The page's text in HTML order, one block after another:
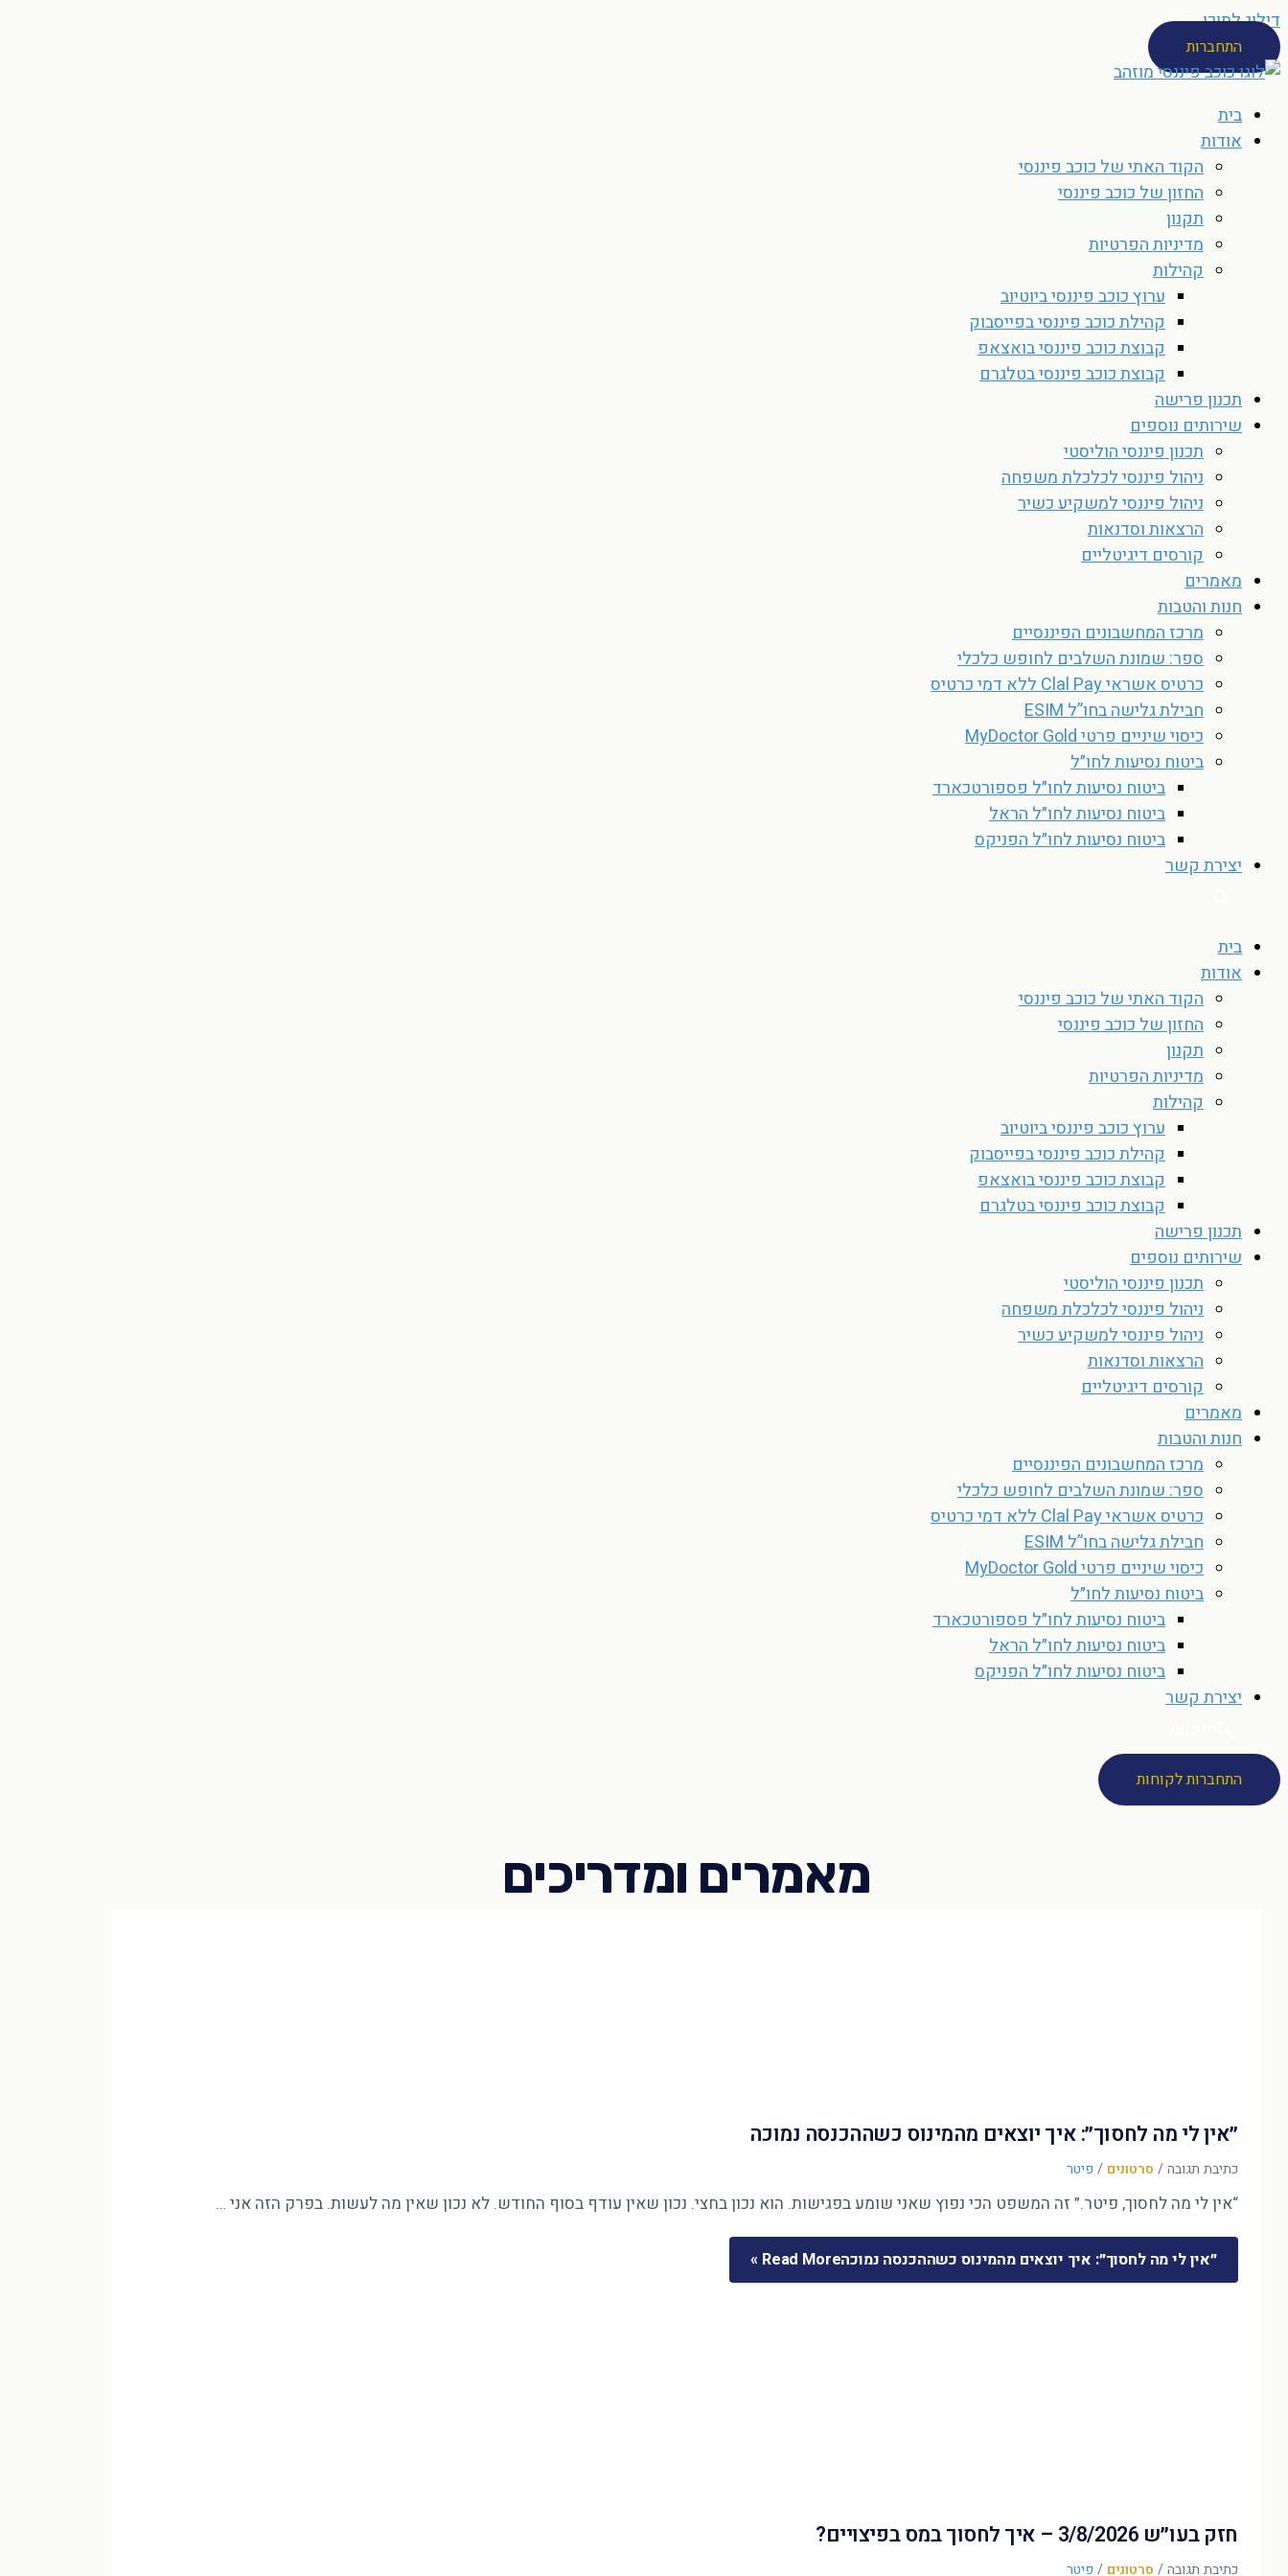
דילוג לתוכן
התחברות
בית
אודות
הקוד האתי של כוכב פיננסי
החזון של כוכב פיננסי
תקנון
מדיניות הפרטיות
קהילות
ערוץ כוכב פיננסי ביוטיוב
קהילת כוכב פיננסי בפייסבוק
קבוצת כוכב פיננסי בואצאפ
קבוצת כוכב פיננסי בטלגרם
תכנון פרישה
שירותים נוספים
תכנון פיננסי הוליסטי
ניהול פיננסי לכלכלת משפחה
ניהול פיננסי למשקיע כשיר
הרצאות וסדנאות
קורסים דיגיטליים
מאמרים
חנות והטבות
מרכז המחשבונים הפיננסיים
ספר: שמונת השלבים לחופש כלכלי
כרטיס אשראי Clal Pay ללא דמי כרטיס
חבילת גלישה בחו”ל ESIM
כיסוי שיניים פרטי MyDoctor Gold
ביטוח נסיעות לחו״ל
ביטוח נסיעות לחו״ל פספורטכארד
ביטוח נסיעות לחו״ל הראל
ביטוח נסיעות לחו״ל הפניקס
יצירת קשר
בית
אודות
הקוד האתי של כוכב פיננסי
החזון של כוכב פיננסי
תקנון
מדיניות הפרטיות
קהילות
ערוץ כוכב פיננסי ביוטיוב
קהילת כוכב פיננסי בפייסבוק
קבוצת כוכב פיננסי בואצאפ
קבוצת כוכב פיננסי בטלגרם
תכנון פרישה
שירותים נוספים
תכנון פיננסי הוליסטי
ניהול פיננסי לכלכלת משפחה
ניהול פיננסי למשקיע כשיר
הרצאות וסדנאות
קורסים דיגיטליים
מאמרים
חנות והטבות
מרכז המחשבונים הפיננסיים
ספר: שמונת השלבים לחופש כלכלי
כרטיס אשראי Clal Pay ללא דמי כרטיס
חבילת גלישה בחו”ל ESIM
כיסוי שיניים פרטי MyDoctor Gold
ביטוח נסיעות לחו״ל
ביטוח נסיעות לחו״ל פספורטכארד
ביטוח נסיעות לחו״ל הראל
ביטוח נסיעות לחו״ל הפניקס
יצירת קשר
התחברות לקוחות
״אין לי מה לחסוך״: איך יוצאים מהמינוס כשההכנסה נמוכה
כתיבת תגובה/ סרטונים / פיטר
“אין לי מה לחסוך, פיטר.” זה המשפט הכי נפוץ שאני שומע בפגישות. הוא נכון בחצי. נכון שאין עודף בסוף החודש. לא נכון שאין מה לעשות. בפרק הזה אני …
״אין לי מה לחסוך״: איך יוצאים מהמינוס כשההכנסה נמוכהRead More »
חזק בעו״ש 3/8/2026 – איך לחסוך במס בפיצויים?
כתיבת תגובה/ סרטונים / פיטר